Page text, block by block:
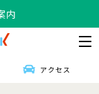
内
アクセス